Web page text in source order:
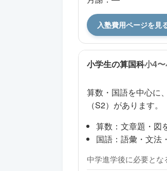
入塾費用ページを見
小学生の算国科小4
算数・国語を中心に
（S2）があります。
算数：文章題・図
国語：語彙・文法
中学進学後に必要とな